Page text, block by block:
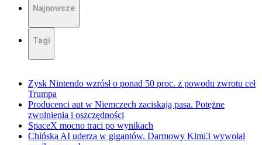
Najnowsze
Tagi
Zysk Nintendo wzrósł o ponad 50 proc. z powodu zwrotu ceł
Trumpa
Producenci aut w Niemczech zaciskają pasa. Potężne
zwolnienia i oszczędności
SpaceX mocno traci po wynikach
Chińska AI uderza w gigantów. Darmowy Kimi3 wywołał